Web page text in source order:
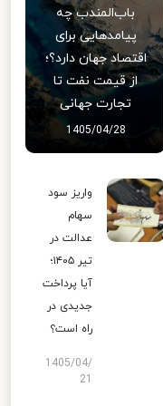
باب‌المندب چه
پیامدهایی برای
اقتصاد جهان دارد؟؛
از قیمت نفت تا
تجارت جهانی
1405/04/28
واریز سود
سهام
عدالت در
تیر ۱۴۰۵؛
آیا پرداخت
جدیدی در
راه است؟
1405/04/